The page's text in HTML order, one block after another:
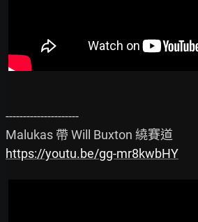
---------------------
https://youtu.be/gg-mr8kwbHY